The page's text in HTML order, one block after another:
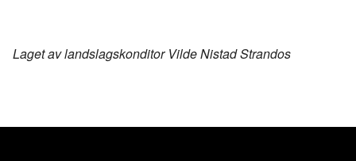
Laget av landslagskonditor Vilde Nistad Strandos